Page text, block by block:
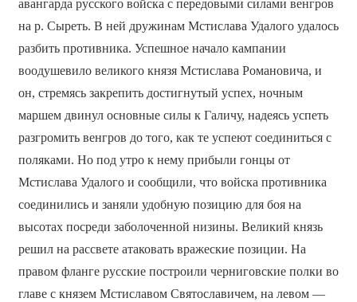
авангарда русского войска с передовыми силами венгров
на р. Сыреть. В ней дружинам Мстислава Удалого удалось
разбить противника. Успешное начало кампании
воодушевило великого князя Мстислава Романовича, и
он, стремясь закрепить достигнутый успех, ночным
маршем двинул основные силы к Галичу, надеясь успеть
разгромить венгров до того, как те успеют соединиться с
поляками. Но под утро к нему прибыли гонцы от
Мстислава Удалого и сообщили, что войска противника
соединились и заняли удобную позицию для боя на
высотах посреди заболоченной низины. Великий князь
решил на рассвете атаковать вражеские позиции. На
правом фланге русские построили черниговские полки во
главе с князем Мстиславом Святославичем, на левом —